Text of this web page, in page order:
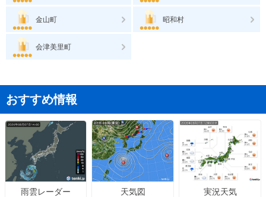
金山町 昭和村
会津美里町
おすすめ情報
雨雲レーダー 天気図 実況天気